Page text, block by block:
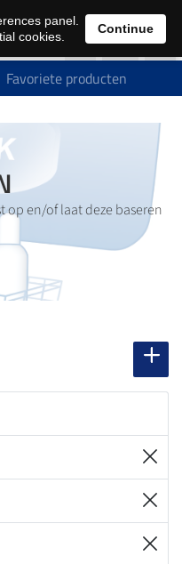
0
Favoriete producten
op en/of laat deze baseren
panel.
cookies.
Continue